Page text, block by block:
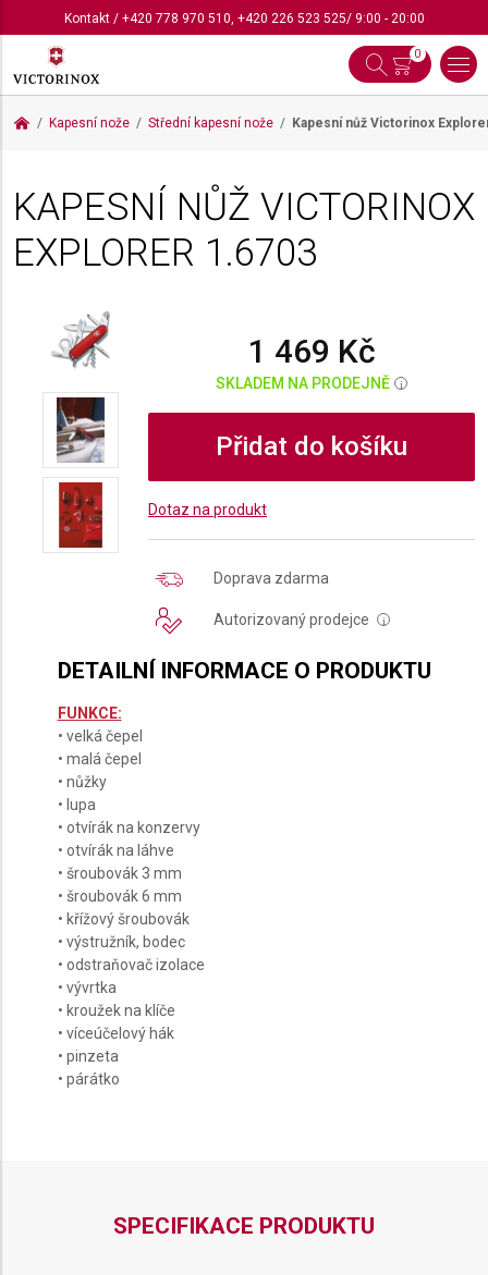
Kontakt/ +420 778 970 510, +420 226 523 525/ 9:00 - 20:00
0
Kapesní nože Střední kapesní nože Kapesní nůž Victorinox
KAPESNÍ NŮŽ VICTORINOX
EXPLORER 1.6703
1 469 Kč
SKLADEM NA PRODEJNĚ i
Přidat do košíku
Dotaz na produkt
Doprava zdarma
Autorizovaný prodejce i
DETAILNÍ INFORMACE O PRODUKTU
FUNKCE:
• velká čepel
• malá čepel
• nůžky
• lupa
• otvírák na konzervy
• otvírák na láhve
• šroubovák 3 mm
• šroubovák 6 mm
• křížový šroubovák
• výstružník, bodec
• odstraňovač izolace
• vývrtka
• kroužek na klíče
• víceúčelový hák
• pinzeta
• párátko
SPECIFIKACE PRODUKTU